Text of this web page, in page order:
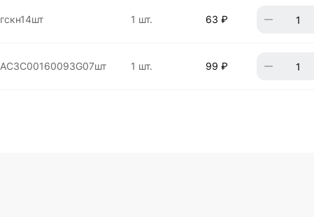
гскн14шт 1 шт. 63 ₽
АС3C00160093G07шт 1 шт. 99 ₽